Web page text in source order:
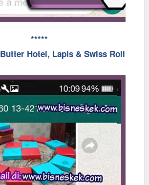
*****
Hotel, Lapis & Swiss Roll